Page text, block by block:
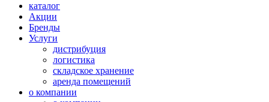
каталог
Акции
Бренды
Услуги
дистрибуция
логистика
складское хранение
аренда помещений
о компании